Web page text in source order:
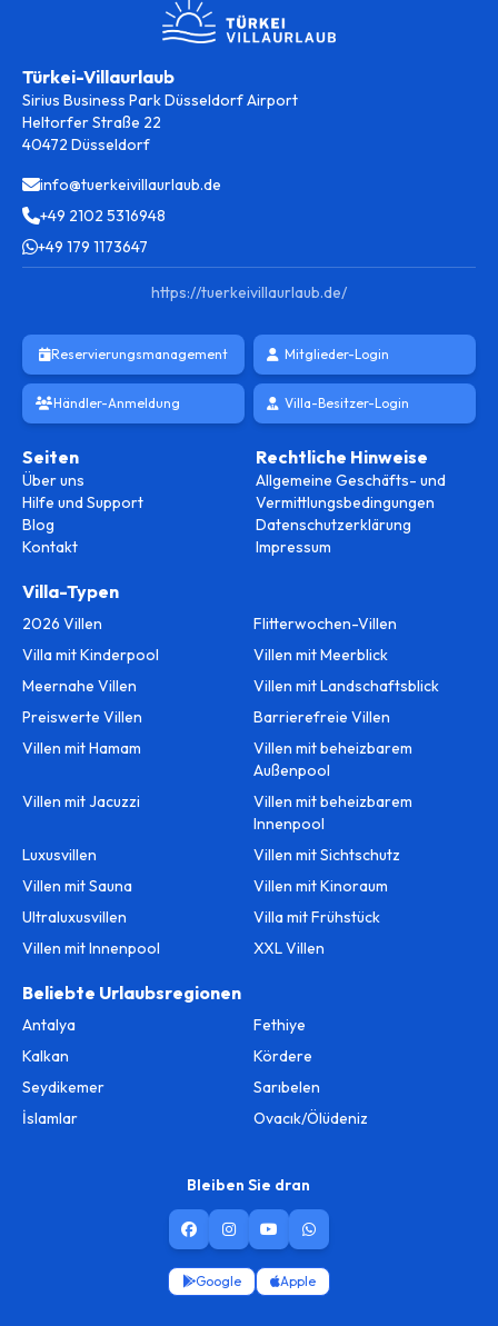
Türkei-Villaurlaub
Sirius Business Park Düsseldorf Airport
Heltorfer Straße 22
40472 Düsseldorf
info@tuerkeivillaurlaub.de
+49 2102 5316948
+49 179 1173647
https://tuerkeivillaurlaub.de/
Reservierungsmanagement Mitglieder-Login
Händler-Anmeldung Villa-Besitzer-Login
Seiten
Über uns
Hilfe und Support
Blog
Kontakt
Rechtliche Hinweise
Allgemeine Geschäfts- und
Vermittlungsbedingungen
Datenschutzerklärung
Impressum
Villa-Typen
2026 Villen
Flitterwochen-Villen
Villa mit Kinderpool
Villen mit Meerblick
Meernahe Villen
Villen mit Landschaftsblick
Preiswerte Villen
Barrierefreie Villen
Villen mit Hamam
Villen mit beheizbarem
Außenpool
Villen mit Jacuzzi
Villen mit beheizbarem
Innenpool
Luxusvillen
Villen mit Sichtschutz
Villen mit Sauna
Villen mit Kinoraum
Ultraluxusvillen
Villa mit Frühstück
Villen mit Innenpool
XXL Villen
Beliebte Urlaubsregionen
Antalya
Fethiye
Kalkan
Kördere
Seydikemer
Sarıbelen
İslamlar
Ovacık/Ölüdeniz
Bleiben Sie dran
Google Apple